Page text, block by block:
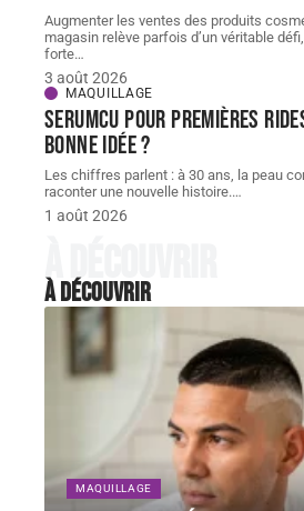
obtenir les meilleurs résultats.
ARTICLE PRÉCÉDENT
Se sentir bien pendant ses règles : la
culotte menstruelle à la rescousse
un
Tendances
Tendances
MAQUILLAGE
5 conseils et bonnes
de vente
Augmenter les ventes des produits
magasin relève parfois d’un véritable
…
3 août 2026
MAQUILLAGE
Serumcu pour premières
bonne idée ?
Les chiffres parlent : à 30 ans, la peau
raconter une nouvelle histoire.…
1 août 2026